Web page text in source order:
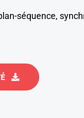
séquence,